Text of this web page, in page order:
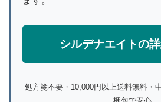
シルデナエイトの
処方箋不要・10,000円以上送料無料・